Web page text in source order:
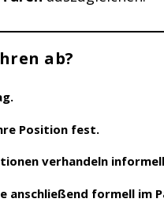
ab?
Position fest.
verhandeln
anschließend formell im